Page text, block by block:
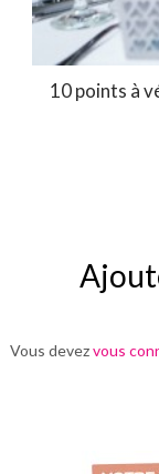
10 points à
Vous devezvous